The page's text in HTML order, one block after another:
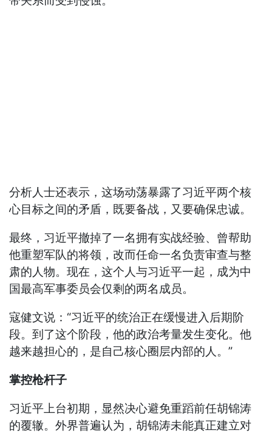
分析人士还表示，这场动荡暴露了习近平两个核
心目标之间的矛盾，既要备战，又要确保忠诚。
最终，习近平撤掉了一名拥有实战经验、曾帮助
他重塑军队的将领，改而任命一名负责审查与整
肃的人物。现在，这个人与习近平一起，成为中
国最高军事委员会仅剩的两名成员。
寇健文说：“习近平的统治正在缓慢进入后期阶
段。到了这个阶段，他的政治考量发生变化。他
越来越担心的，是自己核心圈层内部的人。”
掌控枪杆子
习近平上台初期，显然决心避免重蹈前任胡锦涛
的覆辙。外界普遍认为，胡锦涛未能真正建立对